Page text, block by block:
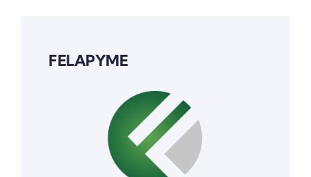
FELAPYME